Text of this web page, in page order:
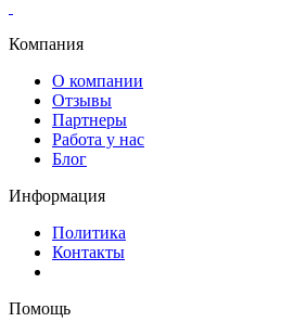
Компания
О компании
Отзывы
Партнеры
Работа у нас
Блог
Информация
Политика
Контакты
Помощь